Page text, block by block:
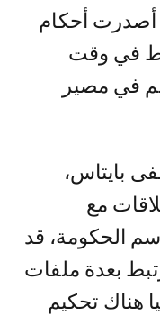
أصدرت أحكام
في وقت
في مصير
بايتاس،
مع
الحكومة، قد
بعدة ملفات
هناك تحكيم